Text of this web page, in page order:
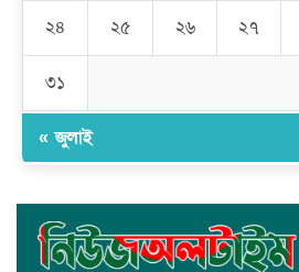
জাবাল-ই-নূর মডেল মাদ্রাসায় ১২তম
২৪ ২৫ ২৬ ২৭
৩১
« জুলাই